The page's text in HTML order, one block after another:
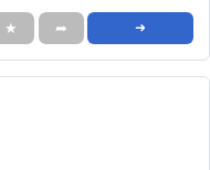
★ ➦ ➜